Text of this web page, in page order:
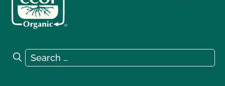
Search for:
Search